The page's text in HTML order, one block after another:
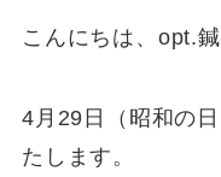
こんにちは、opt.
4月29日（昭和の
たします。